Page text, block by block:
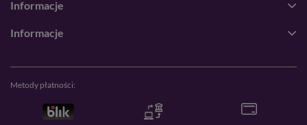
Informacje
Informacje
Metody płatności: